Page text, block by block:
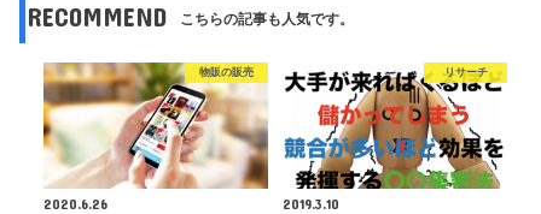
RECOMMEND こちらの記事も人気です。
物販の販売
2020.6.26
リサーチ
2019.3.10